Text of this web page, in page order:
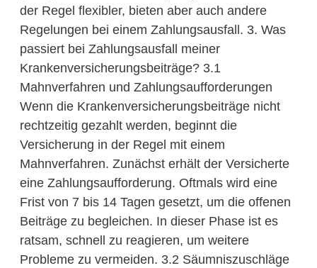
der Regel flexibler, bieten aber auch andere
Regelungen bei einem Zahlungsausfall. 3. Was
passiert bei Zahlungsausfall meiner
Krankenversicherungsbeiträge? 3.1
Mahnverfahren und Zahlungsaufforderungen
Wenn die Krankenversicherungsbeiträge nicht
rechtzeitig gezahlt werden, beginnt die
Versicherung in der Regel mit einem
Mahnverfahren. Zunächst erhält der Versicherte
eine Zahlungsaufforderung. Oftmals wird eine
Frist von 7 bis 14 Tagen gesetzt, um die offenen
Beiträge zu begleichen. In dieser Phase ist es
ratsam, schnell zu reagieren, um weitere
Probleme zu vermeiden. 3.2 Säumniszuschläge